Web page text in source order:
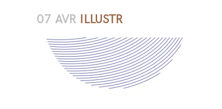
07 AVR ILLUSTR